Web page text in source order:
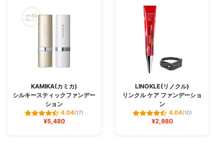
KAMIKA(カミカ)
シルキースティックファンデー
ション
4.04(17)
¥5,480
LINOKLE(リノクル)
リンクル ケア ファンデーショ
ン
4.04(10)
¥2,980